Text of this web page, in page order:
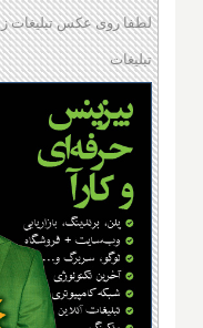
لطفا روی عکس تبلیغات
تبلیغات